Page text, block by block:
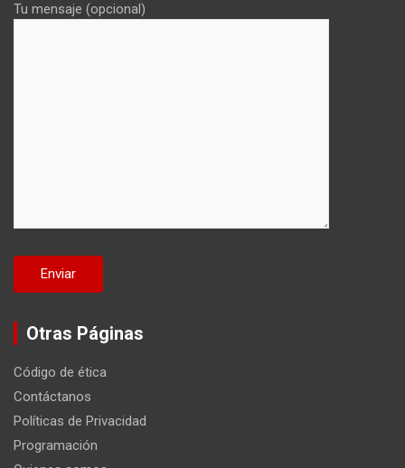
Tu mensaje (opcional)
Otras Páginas
Código de ética
Contáctanos
Políticas de Privacidad
Programación